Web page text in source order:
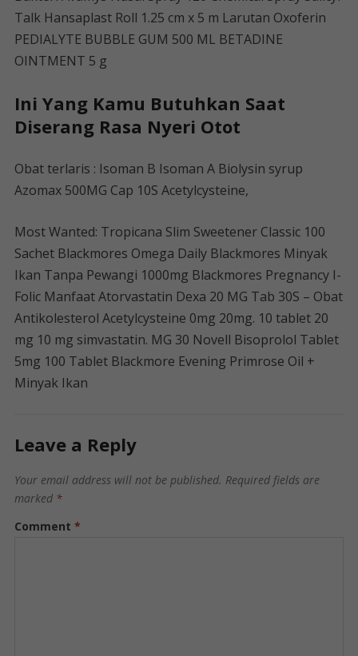
Talk Hansaplast Roll 1.25 cm x 5 m Larutan Oxoferin
PEDIALYTE BUBBLE GUM 500 ML BETADINE
OINTMENT 5 g
Ini Yang Kamu Butuhkan Saat
Diserang Rasa Nyeri Otot
Obat terlaris : Isoman B Isoman A Biolysin syrup
Azomax 500MG Cap 10S Acetylcysteine,
Most Wanted: Tropicana Slim Sweetener Classic 100
Sachet Blackmores Omega Daily Blackmores Minyak
Ikan Tanpa Pewangi 1000mg Blackmores Pregnancy I-
Folic Manfaat Atorvastatin Dexa 20 MG Tab 30S – Obat
Antikolesterol Acetylcysteine ​​​​0mg 20mg. 10 tablet 20
mg 10 mg simvastatin. MG 30 Novell Bisoprolol Tablet
5mg 100 Tablet Blackmore Evening Primrose Oil +
Minyak Ikan
Leave a Reply
Your email address will not be published. Required fields are
marked *
Comment *